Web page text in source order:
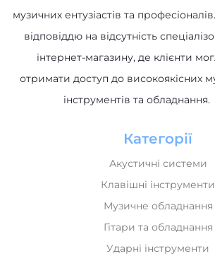
інтернет-магазину, де клієнти
отримати доступ до високоякісних
інструментів та обладнання.
Категорії
Клавішні інструменти
Музичне обладнання
Гітари та обладнання
Ударні інструменти
DJ обладнання
Духові інструменти